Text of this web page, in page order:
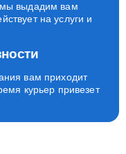
выдадим вам
на услуги и
вам приходит
курьер привезет